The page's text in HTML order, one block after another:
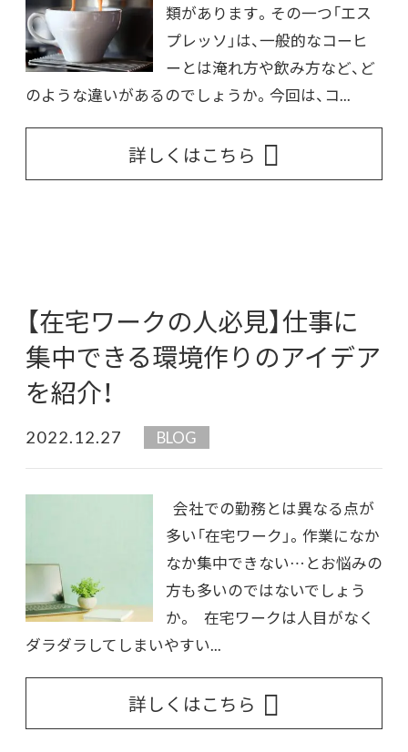
類があります。その一つ「エス
プレッソ」は、一般的なコーヒ
ーとは淹れ方や飲み方など、ど
のような違いがあるのでしょうか。今回は、コ...
詳しくはこちら
【在宅ワークの人必見】仕事に
集中できる環境作りのアイデア
を紹介！
2022.12.27 BLOG
会社での勤務とは異なる点が
多い「在宅ワーク」。作業になか
なか集中できない…とお悩みの
方も多いのではないでしょう
か。 在宅ワークは人目がなく
ダラダラしてしまいやすい...
詳しくはこちら